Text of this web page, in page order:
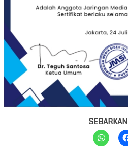
SEBARKAN